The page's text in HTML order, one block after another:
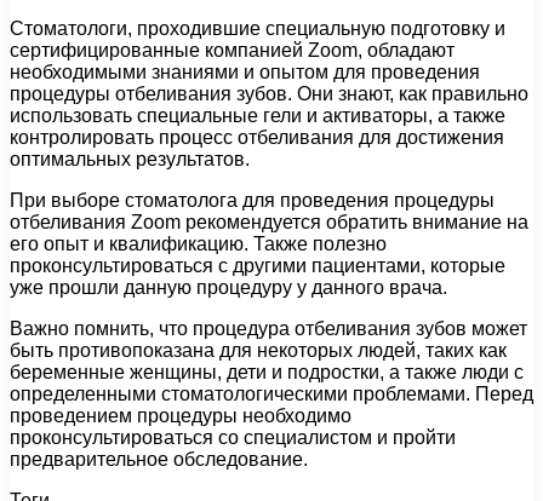
Стоматологи, проходившие специальную подготовку и
сертифицированные компанией Zoom, обладают
необходимыми знаниями и опытом для проведения
процедуры отбеливания зубов. Они знают, как правильно
использовать специальные гели и активаторы, а также
контролировать процесс отбеливания для достижения
оптимальных результатов.
При выборе стоматолога для проведения процедуры
отбеливания Zoom рекомендуется обратить внимание на
его опыт и квалификацию. Также полезно
проконсультироваться с другими пациентами, которые
уже прошли данную процедуру у данного врача.
Важно помнить, что процедура отбеливания зубов может
быть противопоказана для некоторых людей, таких как
беременные женщины, дети и подростки, а также люди с
определенными стоматологическими проблемами. Перед
проведением процедуры необходимо
проконсультироваться со специалистом и пройти
предварительное обследование.